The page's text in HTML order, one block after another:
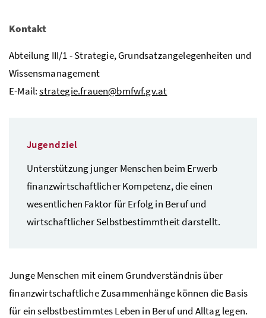
Kontakt
Abteilung III/1 - Strategie, Grundsatzangelegenheiten und
Wissensmanagement
E-Mail:strategie.frauen@bmfwf.gv.at
Jugendziel
Unterstützung junger Menschen beim Erwerb
finanzwirtschaftlicher Kompetenz, die einen
wesentlichen Faktor für Erfolg in Beruf und
wirtschaftlicher Selbstbestimmtheit darstellt.
Junge Menschen mit einem Grundverständnis über
finanzwirtschaftliche Zusammenhänge können die Basis
für ein selbstbestimmtes Leben in Beruf und Alltag legen.